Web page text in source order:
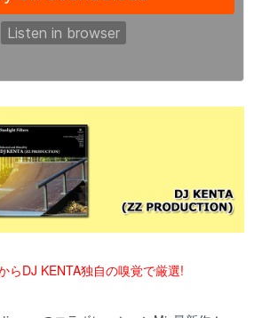
らDJ KENTA独自の嗅覚で厳選!